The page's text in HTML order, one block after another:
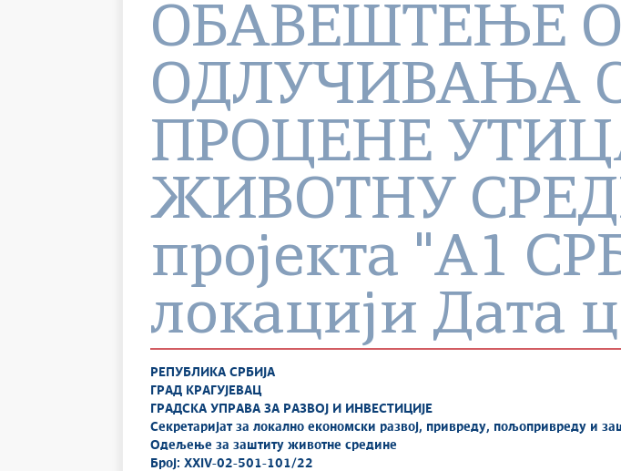
ОБАВЕШТEЊЕ
ОДЛУЧИВАЊА
ПРОЦЕНЕ
ЖИВОТНУ
пројекта "A1
локацији Дата
РЕПУБЛИКА СРБИЈА
ГРАД КРАГУЈЕВАЦ
ГРАДСКА УПРАВА ЗА РАЗВОЈ И ИНВЕСТИЦИЈЕ
Секретаријат за локално економски развој, привреду, пољопривреду и
Одељење за заштиту животне средине
Број: XXIV-02-501-101/22